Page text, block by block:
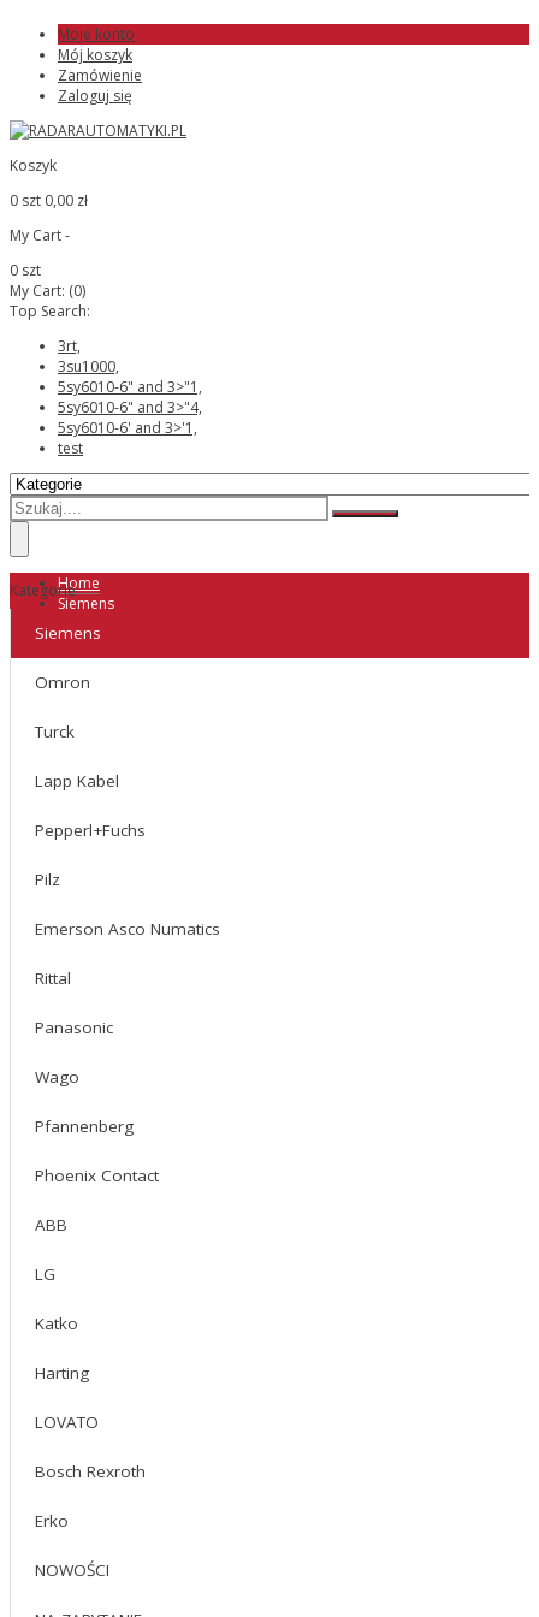
Moje konto
Mój koszyk
Zamówienie
Zaloguj się
Koszyk
0 szt 0,00 zł
My Cart -
0 szt
My Cart: (0)
Top Search:
3rt,
3su1000,
5sy6010-6" and 3>"1,
5sy6010-6" and 3>"4,
5sy6010-6' and 3>'1,
test
Home
Siemens
Kompaktowe
Ethernet\PROFINET
Moduł symulacyjny
Kategorie
Siemens
Omron
Turck
Lapp Kabel
Pepperl+Fuchs
Pilz
Emerson Asco Numatics
Rittal
Panasonic
Wago
Pfannenberg
Phoenix Contact
ABB
LG
Katko
Harting
LOVATO
Bosch Rexroth
Erko
NOWOŚCI